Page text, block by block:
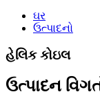
ઘર
ઉત્પાદનો
હેલિક કોઇલ
ઉત્પાદન